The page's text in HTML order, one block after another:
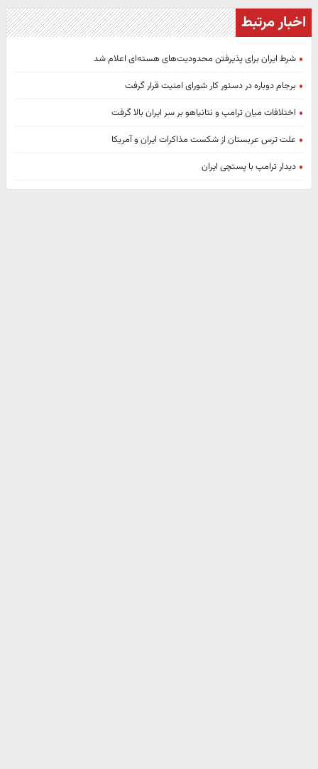
اخبار مرتبط
شرط ایران برای پذیرفتن محدودیت‌های هسته‌ای اعلام شد
برجام دوباره در دستور کار شورای امنیت قرار گرفت
اختلافات میان ترامپ و نتانیاهو بر سر ایران بالا گرفت
علت ترس عربستان از شکست مذاکرات ایران و آمریکا
دیدار ترامپ با پستچی ایران